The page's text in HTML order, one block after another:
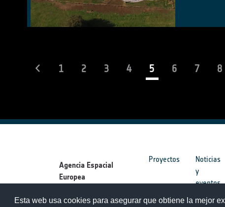
Esta web usa cookies para asegurar que obtiene la mejor
1 2 3 4 5(current)
6 7 8
Agencia Espacial
Europea
Proyectos
Noticias
y
eventos